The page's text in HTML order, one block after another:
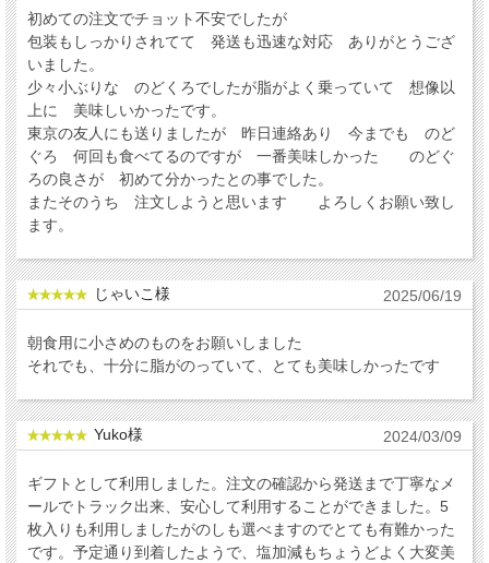
初めての注文でチョット不安でしたが
包装もしっかりされてて 発送も迅速な対応 ありがとうござ
いました。
少々小ぶりな のどくろでしたが脂がよく乗っていて 想像以
上に 美味しいかったです。
東京の友人にも送りましたが 昨日連絡あり 今までも のど
ぐろ 何回も食べてるのですが 一番美味しかった のどぐ
ろの良さが 初めて分かったとの事でした。
またそのうち 注文しようと思います よろしくお願い致し
ます。
じゃいこ様 2025/06/19
朝食用に小さめのものをお願いしました
それでも、十分に脂がのっていて、とても美味しかったです
Yuko様 2024/03/09
ギフトとして利用しました。注文の確認から発送まで丁寧なメ
ールでトラック出来、安心して利用することができました。5
枚入りも利用しましたがのしも選べますのでとても有難かった
です。予定通り到着したようで、塩加減もちょうどよく大変美